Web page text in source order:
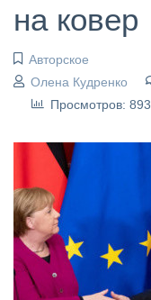
на ковер
Авторское
Олена Кудренко
Просмотров: 893